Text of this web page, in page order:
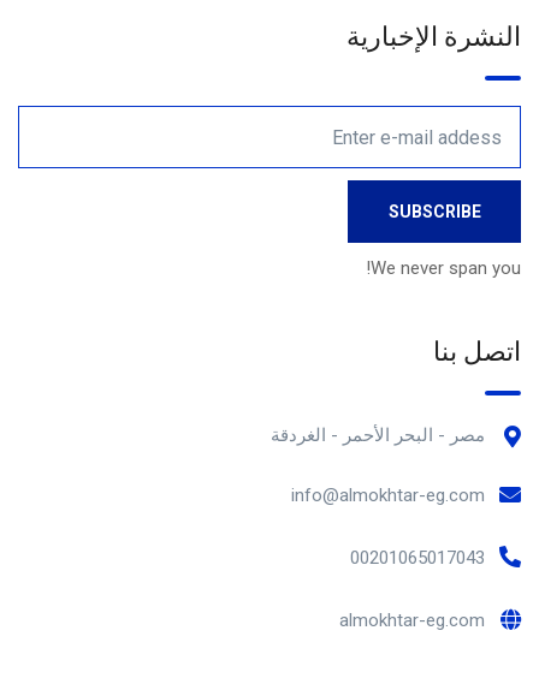
النشرة الإخبارية
We never span you!
اتصل بنا
مصر - البحر الأحمر - الغردقة
info@almokhtar-eg.com
00201065017043
almokhtar-eg.com